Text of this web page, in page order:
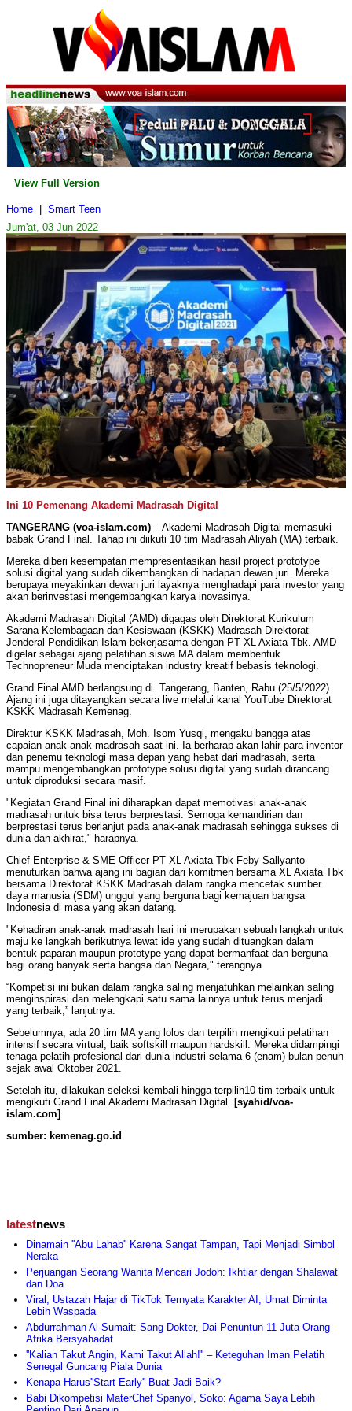
View Full Version
Home
Smart Teen
Jum'at, 03 Jun 2022
Ini 10 Pemenang Akademi Madrasah Digital
TANGERANG (voa-islam.com) – Akademi Madrasah Digital memasuki
babak Grand Final. Tahap ini diikuti 10 tim Madrasah Aliyah (MA) terbaik.
Mereka diberi kesempatan mempresentasikan hasil project prototype
solusi digital yang sudah dikembangkan di hadapan dewan juri. Mereka
berupaya meyakinkan dewan juri layaknya menghadapi para investor yang
akan berinvestasi mengembangkan karya inovasinya.
Akademi Madrasah Digital (AMD) digagas oleh Direktorat Kurikulum
Sarana Kelembagaan dan Kesiswaan (KSKK) Madrasah Direktorat
Jenderal Pendidikan Islam bekerjasama dengan PT XL Axiata Tbk. AMD
digelar sebagai ajang pelatihan siswa MA dalam membentuk
Technopreneur Muda menciptakan industry kreatif bebasis teknologi.
Grand Final AMD berlangsung di Tangerang, Banten, Rabu (25/5/2022).
Ajang ini juga ditayangkan secara live melalui kanal YouTube Direktorat
KSKK Madrasah Kemenag.
Direktur KSKK Madrasah, Moh. Isom Yusqi, mengaku bangga atas
capaian anak-anak madrasah saat ini. Ia berharap akan lahir para inventor
dan penemu teknologi masa depan yang hebat dari madrasah, serta
mampu mengembangkan prototype solusi digital yang sudah dirancang
untuk diproduksi secara masif.
"Kegiatan Grand Final ini diharapkan dapat memotivasi anak-anak
madrasah untuk bisa terus berprestasi. Semoga kemandirian dan
berprestasi terus berlanjut pada anak-anak madrasah sehingga sukses di
dunia dan akhirat," harapnya.
Chief Enterprise & SME Officer PT XL Axiata Tbk Feby Sallyanto
menuturkan bahwa ajang ini bagian dari komitmen bersama XL Axiata Tbk
bersama Direktorat KSKK Madrasah dalam rangka mencetak sumber
daya manusia (SDM) unggul yang berguna bagi kemajuan bangsa
Indonesia di masa yang akan datang.
"Kehadiran anak-anak madrasah hari ini merupakan sebuah langkah untuk
maju ke langkah berikutnya lewat ide yang sudah dituangkan dalam
bentuk paparan maupun prototype yang dapat bermanfaat dan berguna
bagi orang banyak serta bangsa dan Negara," terangnya.
“Kompetisi ini bukan dalam rangka saling menjatuhkan melainkan saling
menginspirasi dan melengkapi satu sama lainnya untuk terus menjadi
yang terbaik,” lanjutnya.
Sebelumnya, ada 20 tim MA yang lolos dan terpilih mengikuti pelatihan
intensif secara virtual, baik softskill maupun hardskill. Mereka didampingi
tenaga pelatih profesional dari dunia industri selama 6 (enam) bulan penuh
sejak awal Oktober 2021.
Setelah itu, dilakukan seleksi kembali hingga terpilih10 tim terbaik untuk
mengikuti Grand Final Akademi Madrasah Digital. [syahid/voa-
islam.com]
sumber: kemenag.go.id
latestnews
Dinamain ''Abu Lahab'' Karena Sangat Tampan, Tapi Menjadi Simbol
Neraka
Perjuangan Seorang Wanita Mencari Jodoh: Ikhtiar dengan Shalawat
dan Doa
Viral, Ustazah Hajar di TikTok Ternyata Karakter AI, Umat Diminta
Lebih Waspada
Abdurrahman Al-Sumait: Sang Dokter, Dai Penuntun 11 Juta Orang
Afrika Bersyahadat
''Kalian Takut Angin, Kami Takut Allah!'' – Keteguhan Iman Pelatih
Senegal Guncang Piala Dunia
Kenapa Harus''Start Early'' Buat Jadi Baik?
Babi Dikompetisi MaterChef Spanyol, Soko: Agama Saya Lebih